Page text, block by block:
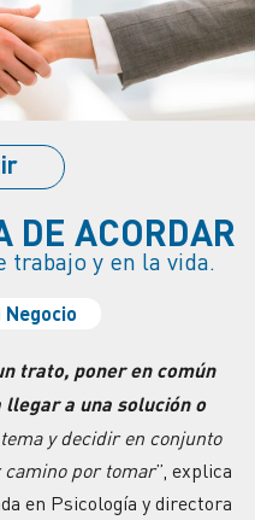
DE ACORDAR
trabajo y en la vida.
Negocio
trato, poner en común
llegar a una solución o
y decidir en conjunto
por tomar”, explica
en Psicología y directora